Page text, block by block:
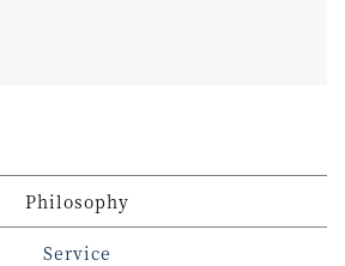
Philosophy
Service